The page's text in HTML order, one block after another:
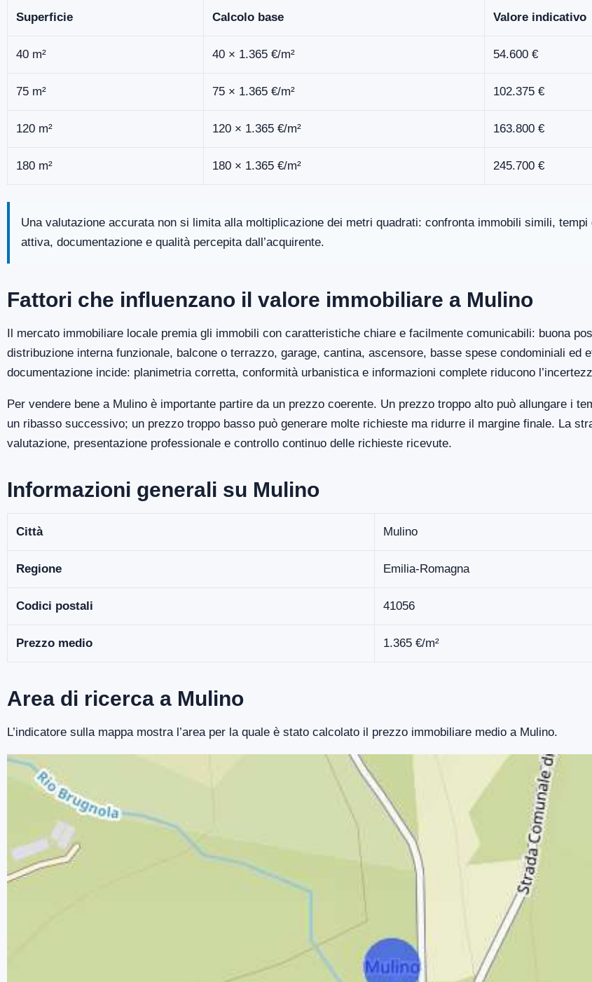
Superficie Calcolo base Valore indicativo
40 m² 40 × 1.365 €/m² 54.600 €
75 m² 75 × 1.365 €/m² 102.375 €
120 m² 120 × 1.365 €/m² 163.800 €
180 m² 180 × 1.365 €/m² 245.700 €
Una valutazione accurata non si limita alla moltiplicazione dei metri quadrati: confronta immobili simili,
attiva, documentazione e qualità percepita dall’acquirente.
Fattori che influenzano il valore immobiliare a Mulino
Il mercato immobiliare locale premia gli immobili con caratteristiche chiare e facilmente comunicabili: buona
distribuzione interna funzionale, balcone o terrazzo, garage, cantina, ascensore, basse spese condominiali ed
documentazione incide: planimetria corretta, conformità urbanistica e informazioni complete riducono
Per vendere bene a Mulino è importante partire da un prezzo coerente. Un prezzo troppo alto può allungare i
un ribasso successivo; un prezzo troppo basso può generare molte richieste ma ridurre il margine finale. La
valutazione, presentazione professionale e controllo continuo delle richieste ricevute.
Informazioni generali su Mulino
Città Mulino
Regione Emilia-Romagna
Codici postali 41056
Prezzo medio 1.365 €/m²
Area di ricerca a Mulino
L’indicatore sulla mappa mostra l’area per la quale è stato calcolato il prezzo immobiliare medio a Mulino.